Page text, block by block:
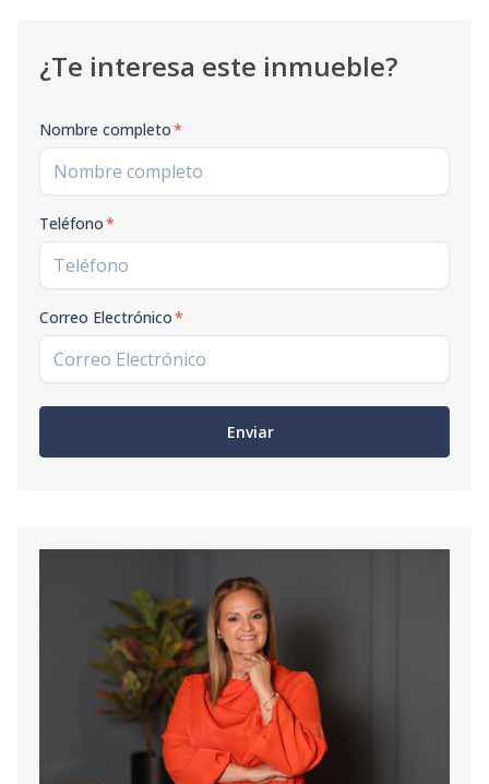
¿Te interesa este inmueble?
Nombre completo*
Teléfono*
Correo Electrónico*
Enviar